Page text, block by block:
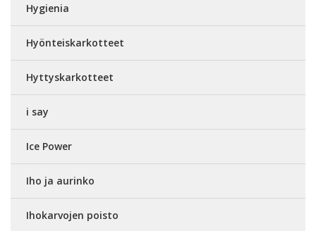
Hygienia
Hyönteiskarkotteet
Hyttyskarkotteet
i say
Ice Power
Iho ja aurinko
Ihokarvojen poisto